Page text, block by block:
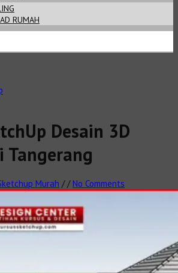
RUMAH
Desain 3D
Tangerang
Murah //No Comments